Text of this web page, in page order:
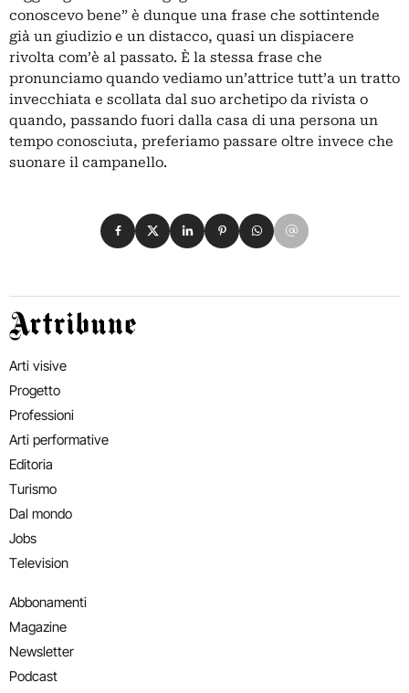
conoscevo bene” è dunque una frase che sottintende
già un giudizio e un distacco, quasi un dispiacere
rivolta com’è al passato. È la stessa frase che
pronunciamo quando vediamo un’attrice tutt’a un tratto
invecchiata e scollata dal suo archetipo da rivista o
quando, passando fuori dalla casa di una persona un
tempo conosciuta, preferiamo passare oltre invece che
suonare il campanello.
Condividi su Facebook
Condividi su X
Condividi su LinkedIn
Condividi su Pinterest
Condividi su WhatsApp
Condividi su Email
Artribune
Arti visive
Progetto
Professioni
Arti performative
Editoria
Turismo
Dal mondo
Jobs
Television
Abbonamenti
Magazine
Newsletter
Podcast